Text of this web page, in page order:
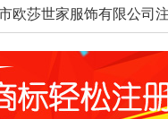
欧莎世家服饰有限公司